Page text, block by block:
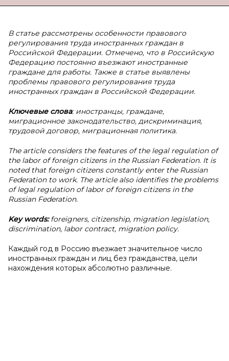
В статье рассмотрены особенности правового
регулирования труда иностранных граждан в
Российской Федерации. Отмечено, что в Российскую
Федерацию постоянно въезжают иностранные
граждане для работы. Также в статье выявлены
проблемы правового регулирования труда
иностранных граждан в Российской Федерации.
Ключевые слова: иностранцы, граждане,
миграционное законодательство, дискриминация,
трудовой договор, миграционная политика.
The article considers the features of the legal regulation of
the labor of foreign citizens in the Russian Federation. It is
noted that foreign citizens constantly enter the Russian
Federation to work. The article also identifies the problems
of legal regulation of labor of foreign citizens in the
Russian Federation.
Key words:foreigners, citizenship, migration legislation,
discrimination, labor contract, migration policy.
Каждый год в Россию въезжает значительное число
иностранных граждан и лиц без гражданства, цели
нахождения которых абсолютно различные.